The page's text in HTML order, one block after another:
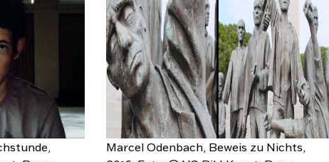
Marcel Odenbach, Beweis zu Nichts,